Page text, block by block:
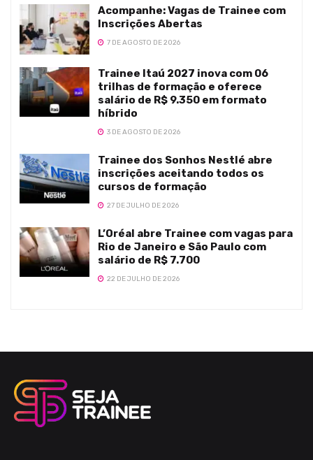
Acompanhe: Vagas de Trainee com
Inscrições Abertas
7 DE AGOSTO DE 2026
Trainee Itaú 2027 inova com 06
trilhas de formação e oferece
salário de R$ 9.350 em formato
híbrido
3 DE AGOSTO DE 2026
Trainee dos Sonhos Nestlé abre
inscrições aceitando todos os
cursos de formação
27 DE JULHO DE 2026
L’Oréal abre Trainee com vagas para
Rio de Janeiro e São Paulo com
salário de R$ 7.700
22 DE JULHO DE 2026